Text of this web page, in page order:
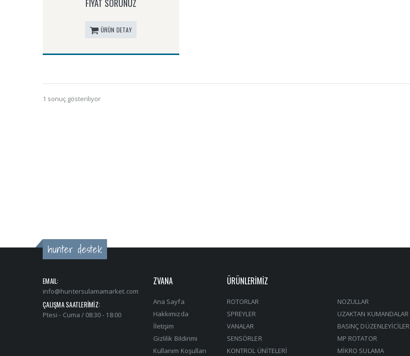
FİYAT SORUNUZ
ÜRÜN DETAY
1 sonuç gösteriliyor
hunter destek
EMAIL:
info@huntersulamamarket.com
ÇALIŞMA SAATLERİMİZ:
Ptesi - Cuma / 08:30 - 18:00
ZVANA
Ana Sayfa
Hakkımızda
İletişim
Gizlilik Bildirimi
Kullanım Koşulları
ÜRÜNLERİMİZ
ROTORLAR
SPREYLER
VANALAR
SENSÖRLER
KONTROL ÜNİTELERİ
NOZULLAR
UZAKTAN KUMANDALAR
BASINÇ DÜZENLEYİCİLER
MP ROTATOR
MİKRO SULAMA